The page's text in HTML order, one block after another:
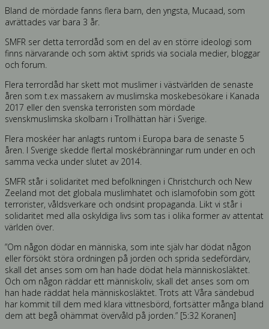
Bland de mördade fanns flera barn, den yngsta, Mucaad, som
avrättades var bara 3 år.
SMFR ser detta terrordåd som en del av en större ideologi som
finns närvarande och som aktivt sprids via sociala medier, bloggar
och forum.
Flera terrordåd har skett mot muslimer i västvärlden de senaste
åren som t.ex massakern av muslimska moskebesökare i Kanada
2017 eller den svenska terroristen som mördade
svenskmuslimska skolbarn i Trollhättan här i Sverige.
Flera moskéer har anlagts runtom i Europa bara de senaste 5
åren. I Sverige skedde flertal moskébränningar rum under en och
samma vecka under slutet av 2014.
SMFR står i solidaritet med befolkningen i Christchurch och New
Zeeland mot det globala muslimhatet och islamofobin som gött
terrorister, våldsverkare och ondsint propaganda. Likt vi står i
solidaritet med alla oskyldiga livs som tas i olika former av attentat
världen över.
”Om någon dödar en människa, som inte själv har dödat någon
eller försökt störa ordningen på jorden och sprida sedefördärv,
skall det anses som om han hade dödat hela människosläktet.
Och om någon räddar ett människoliv, skall det anses som om
han hade räddat hela människosläktet. Trots att Våra sändebud
har kommit till dem med klara vittnesbörd, fortsätter många bland
dem att begå ohämmat övervåld på jorden.” [5:32 Koranen]